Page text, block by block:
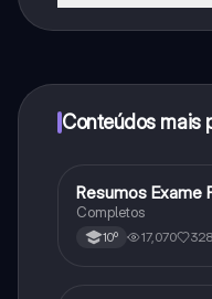
Conteúdos mais
Português
Resumos Exame
Completos
10º 17,070 328